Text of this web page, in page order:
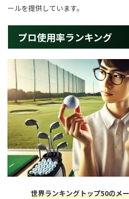
ールを提供しています。
プロ使用率ランキング
世界ランキングトップ50のメ